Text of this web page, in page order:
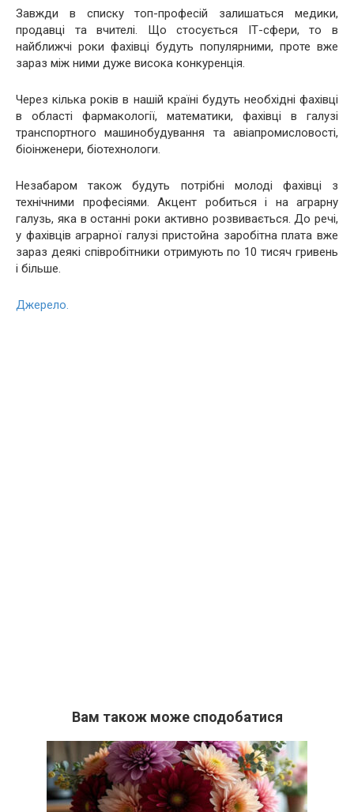
Завжди в списку топ-професій залишаться медики,
продавці та вчителі. Що стосується ІТ-сфери, то в
найближчі роки фахівці будуть популярними, проте вже
зараз між ними дуже висока конкуренція.
Через кілька років в нашій країні будуть необхідні фахівці
в області фармакології, математики, фахівці в галузі
транспортного машинобудування та авіапромисловості,
біоінженери, біотехнологи.
Незабаром також будуть потрібні молоді фахівці з
технічними професіями. Акцент робиться і на аграрну
галузь, яка в останні роки активно розвивається. До речі,
у фахівців аграрної галузі пристойна заробітна плата вже
зараз деякі співробітники отримують по 10 тисяч гривень
і більше.
Джерело.
Вам також може сподобатися